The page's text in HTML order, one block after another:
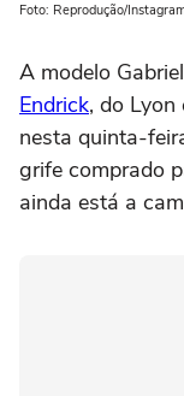
Foto: Reprodução/
A modelo
Endrick, do Lyon
nesta quinta-
grife comprado
ainda está a